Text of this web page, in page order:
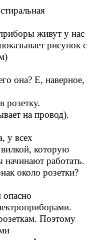
живут у нас
рисунок с
она? Е, наверное,
розетку.
на провод).
у всех
которую
работать.
около розетки?
опасно
Поэтому